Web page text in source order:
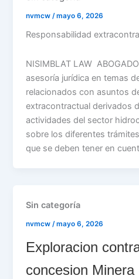
nvmcw /mayo 6, 2026
Responsabilidad
NISIMBLAT LAW
asesoría jurídica en temas
relacionados con asuntos
extracontractual derivados
actividades del sector
sobre los diferentes
que se deben tener en
Sin categoría
nvmcw /mayo 6, 2026
Exploracion
concesion Minera